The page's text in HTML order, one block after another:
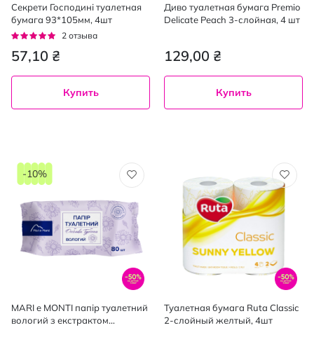
Секрети Господині туалетная
бумага 93*105мм, 4шт
Рейтинг:
2 отзыва
57,10 ₴
Купить
Диво туалетная бумага Premio
Delicate Peach 3-слойная, 4 шт
129,00 ₴
Купить
MARI e MONTI папір туалетний
вологий з екстрактом
-10%
Туалетная бумага Ruta Classic
2-слойный желтый, 4шт